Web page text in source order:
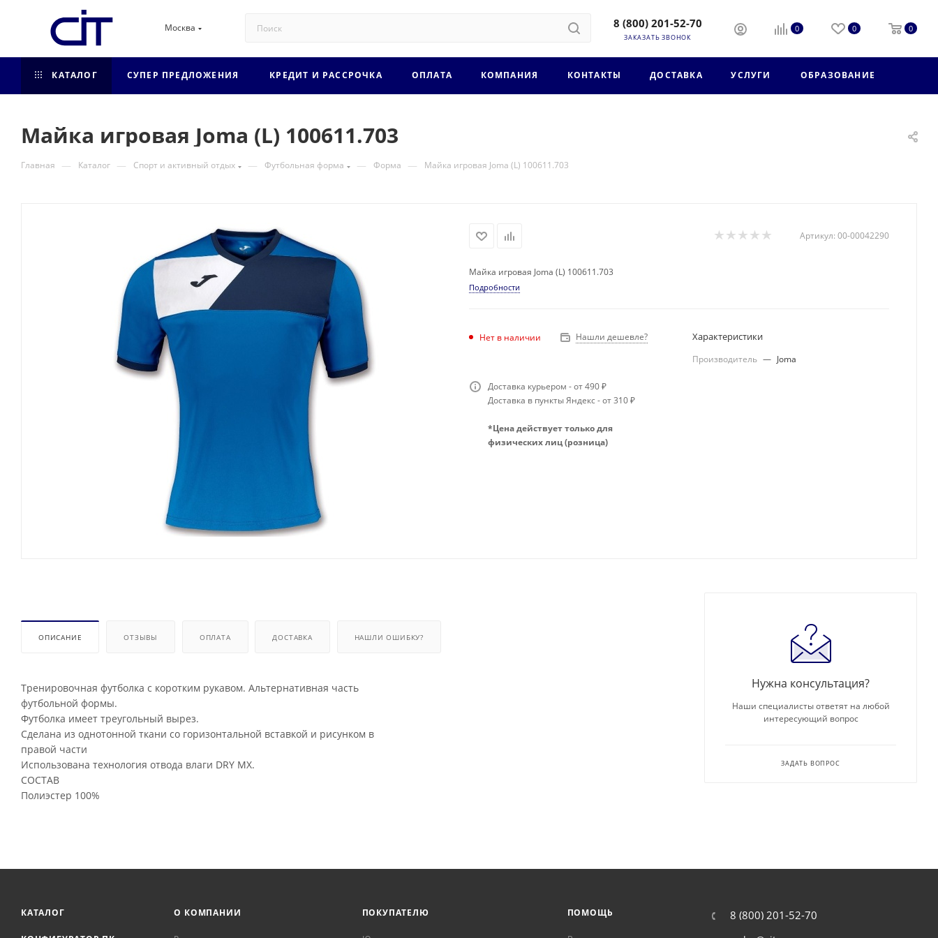
Москва 8 (800) 201-52-70
ЗАКАЗАТЬ ЗВОНОК
0 0 0
КАТАЛОГ СУПЕР ПРЕДЛОЖЕНИЯ КРЕДИТ И РАССРОЧКА ОПЛАТА КОМПАНИЯ КОНТАКТЫ ДОСТАВКА УСЛУГИ ОБРАЗОВАНИЕ
Майка игровая Joma (L) 100611.703
Главная — Каталог — Спорт и активный отдых — Футбольная форма — Форма — Майка игровая Joma (L) 100611.703
Артикул: 00-00042290
Майка игровая Joma (L) 100611.703
Подробности
Нет в наличии Нашли дешевле?
Доставка курьером - от 490 ₽
Доставка в пункты Яндекс - от 310 ₽
*Цена действует только для
физических лиц (розница)
Характеристики
Производитель — Joma
ОПИСАНИЕ ОТЗЫВЫ ОПЛАТА ДОСТАВКА НАШЛИ ОШИБКУ?
Тренировочная футболка с коротким рукавом. Альтернативная часть
футбольной формы.
Футболка имеет треугольный вырез.
Сделана из однотонной ткани со горизонтальной вставкой и рисунком в
правой части
Использована технология отвода влаги DRY MX.
СОСТАВ
Полиэстер 100%
Нужна консультация?
Наши специалисты ответят на любой
интересующий вопрос
ЗАДАТЬ ВОПРОС
КАТАЛОГ О КОМПАНИИ ПОКУПАТЕЛЮ ПОМОЩЬ 8 (800) 201-52-70